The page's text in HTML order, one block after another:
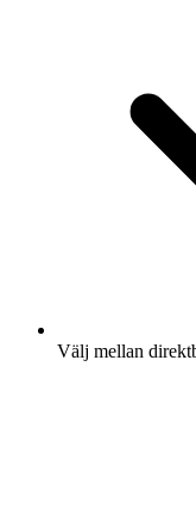
Välj mellan